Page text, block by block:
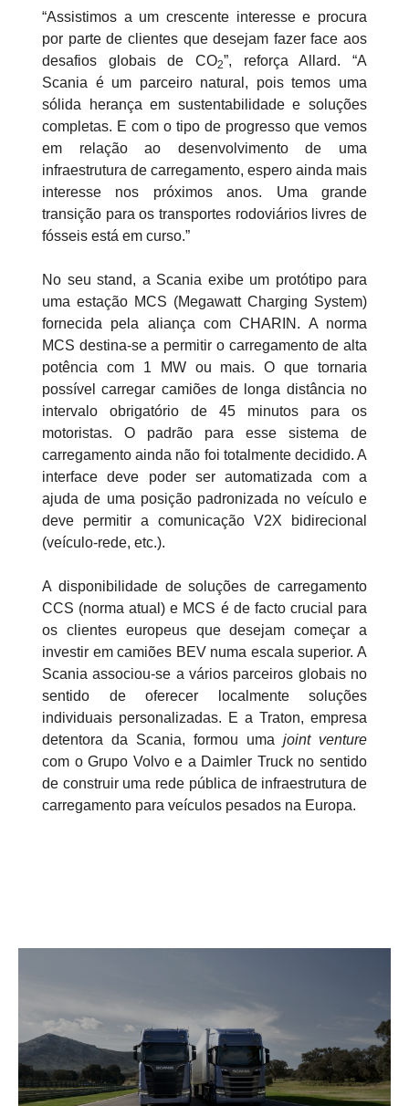
“Assistimos a um crescente interesse e procura
por parte de clientes que desejam fazer face aos
desafios globais de CO2”, reforça Allard. “A
Scania é um parceiro natural, pois temos uma
sólida herança em sustentabilidade e soluções
completas. E com o tipo de progresso que vemos
em relação ao desenvolvimento de uma
infraestrutura de carregamento, espero ainda mais
interesse nos próximos anos. Uma grande
transição para os transportes rodoviários livres de
fósseis está em curso.”
No seu stand, a Scania exibe um protótipo para
uma estação MCS (Megawatt Charging System)
fornecida pela aliança com CHARIN. A norma
MCS destina-se a permitir o carregamento de alta
potência com 1 MW ou mais. O que tornaria
possível carregar camiões de longa distância no
intervalo obrigatório de 45 minutos para os
motoristas. O padrão para esse sistema de
carregamento ainda não foi totalmente decidido. A
interface deve poder ser automatizada com a
ajuda de uma posição padronizada no veículo e
deve permitir a comunicação V2X bidirecional
(veículo-rede, etc.).
A disponibilidade de soluções de carregamento
CCS (norma atual) e MCS é de facto crucial para
os clientes europeus que desejam começar a
investir em camiões BEV numa escala superior. A
Scania associou-se a vários parceiros globais no
sentido de oferecer localmente soluções
individuais personalizadas. E a Traton, empresa
detentora da Scania, formou uma joint venture
com o Grupo Volvo e a Daimler Truck no sentido
de construir uma rede pública de infraestrutura de
carregamento para veículos pesados na Europa.